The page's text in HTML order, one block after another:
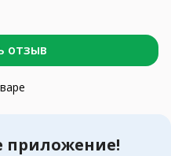
отзыв
приложение!